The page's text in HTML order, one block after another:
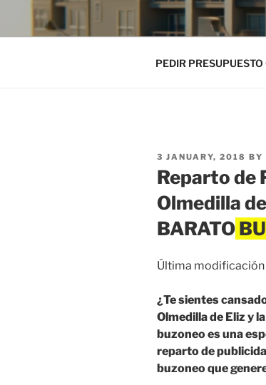
PEDIR PRESUPUESTO
POSTED
ON
3 JANUARY, 2018 BY
Reparto de
Olmedilla
BARATO
Última modificación
¿Te sientes
Olmedilla de Eliz y
buzoneo es una
reparto de
buzoneo que